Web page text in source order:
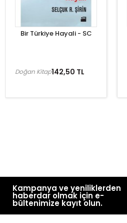
Bir Türkiye Hayali - SC
142,50 TL
Doğan Kitap
Kampanya ve yeniliklerden
haberdar olmak için e-
bültenimize kayıt olun.